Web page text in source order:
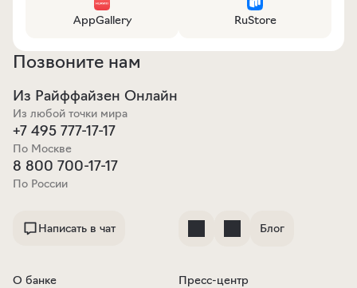
AppGallery RuStore
Позвоните нам
Из Райффайзен Онлайн
Из любой точки мира
+7 495 777-17-17
По Москве
8 800 700-17-17
По России
Написать в чат Блог
О банке
Пресс-центр